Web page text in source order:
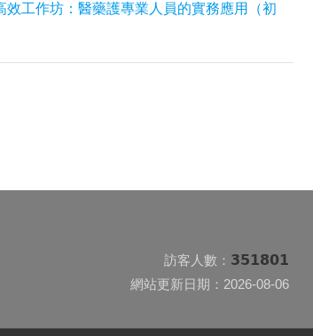
工作坊：醫藥護專業人員的實務應用（初
訪客人數： 351801
網站更新日期：2026-08-06